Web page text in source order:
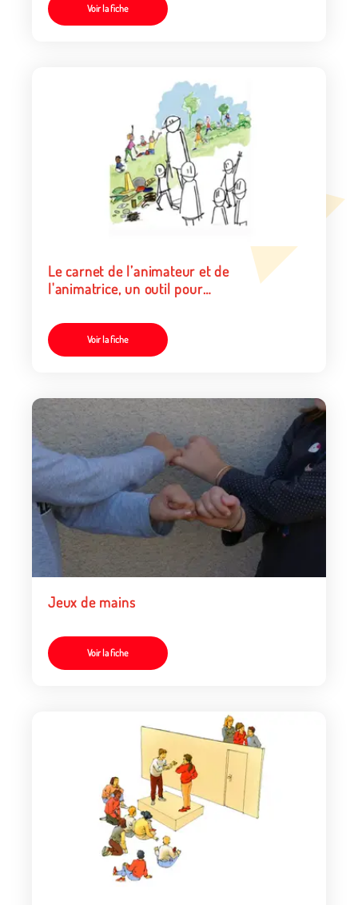
Voir la fiche
Le carnet de l’animateur et de
l'animatrice, un outil pour
Voir la fiche
Jeux de mains
Voir la fiche